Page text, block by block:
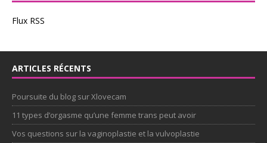
Flux RSS
ARTICLES RÉCENTS
Poursuite du blog sur Xlovecam
11 types d’orgasme qu’une femme trans peut avoir
Vos questions sur la vaginoplastie et la vulvoplastie